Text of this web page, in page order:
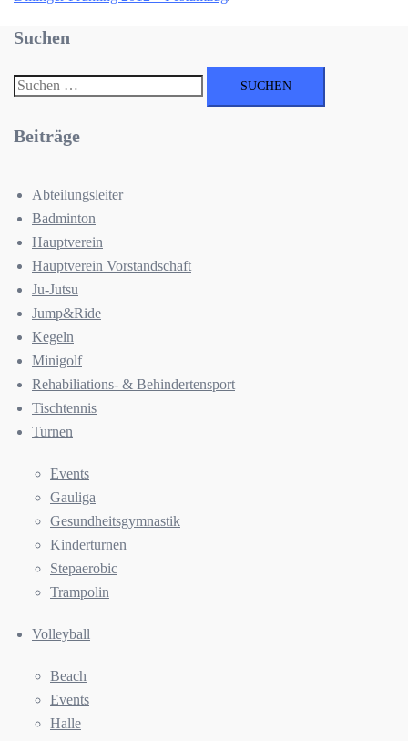
Suchen
Suchen
Beiträge
Abteilungsleiter
Badminton
Hauptverein
Hauptverein Vorstandschaft
Ju-Jutsu
Jump&Ride
Kegeln
Minigolf
Rehabiliations- & Behindertensport
Tischtennis
Turnen
Events
Gauliga
Gesundheitsgymnastik
Kinderturnen
Stepaerobic
Trampolin
Volleyball
Beach
Events
Halle